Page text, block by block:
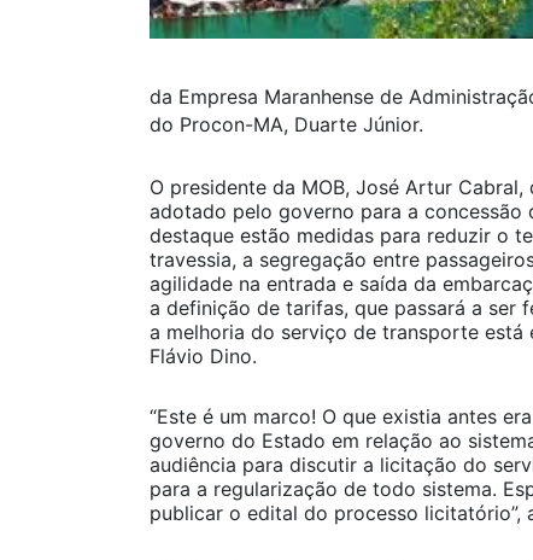
da Empresa Maranhense de
do Procon-MA, Duarte Júnior.
O presidente da MOB, José Artur
adotado pelo governo para a
destaque estão medidas para reduzir o
travessia, a segregação entre
agilidade na entrada e saída da
a definição de tarifas, que passará a ser
a melhoria do serviço de transporte
Flávio Dino.
“Este é um marco! O que existia antes
governo do Estado em relação ao
audiência para discutir a licitação do
para a regularização de todo sistema.
publicar o edital do processo licitatório”,